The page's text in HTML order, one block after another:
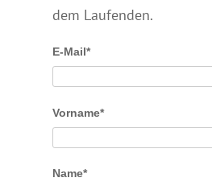
dem Laufenden.
E-Mail*
Vorname*
Name*